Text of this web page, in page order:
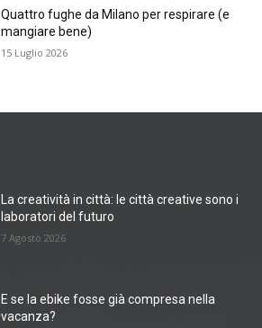
Quattro fughe da Milano per respirare (e
mangiare bene)
15 Luglio 2026
La creatività in città: le città creative sono i
laboratori del futuro
7 Agosto 2026
E se la ebike fosse già compresa nella
vacanza?